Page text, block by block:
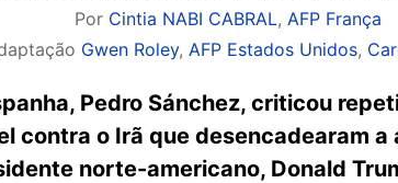
Por Cintia NABI CABRAL, AFP França
Gwen Roley, AFP Estados Unidos,
Pedro Sánchez, criticou
contra o Irã que desencadearam
norte-americano, Donald